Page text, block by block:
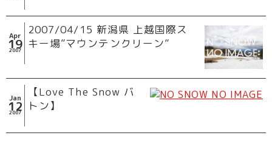
Apr
19
2007
2007/04/15 新潟県 上越国際ス
キー場”マウンテンクリーン”
Jan
12
2007
【Love The Snow バ
トン】